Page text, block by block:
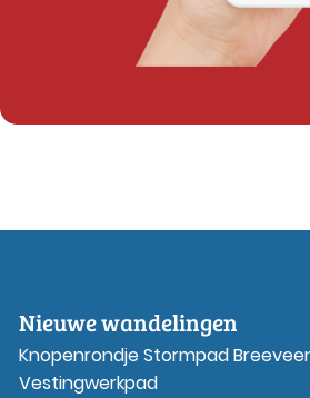
Nieuwe wandelingen
Knopenrondje Stormpad
Vestingwerkpad